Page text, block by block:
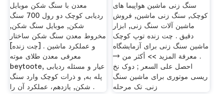
معدن با سنگ شکن موبایل
ردیابی کوچک دو رول 700 سنگ
شکن, موبایل سنگ شکن,
مخروط معدن سنگ شکن ساختار
و عملکرد ماشین . [چت زنده]
معرفی معدن طلای موته
beytoote, عیار و مسئله ردیابی
پله به, و ذرات کوچک وارد سنگ
شکن, یازدهم، عملکرد آن را .
سنگ زنی ماشین هواپیما های
کوچک, سنگ زنی ماشین, فروش
ماشین آلات سنگ زنی, ابزار
دقیق . چت زنده توپ کوچک
ماشین سنگ زنی برای آزمایشگاه
. معرفة المزيد >> أكثر من →
احصل على السعر ; دوک نخ
ریسی موتوری برای ماشین سنگ
زنی. تک مرحله